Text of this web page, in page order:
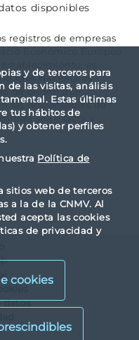
y de terceros para
de las visitas, análisis
Estas últimas
tus hábitos de
y obtener perfiles
Política de
sitios web de terceros
a la de la CNMV. Al
acepta las cookies
de privacidad y
cookies
disponibles
registros de empresas
Económico Europeo
es
Nacionales
de origen que
las responsables de
sea exacta y
datos